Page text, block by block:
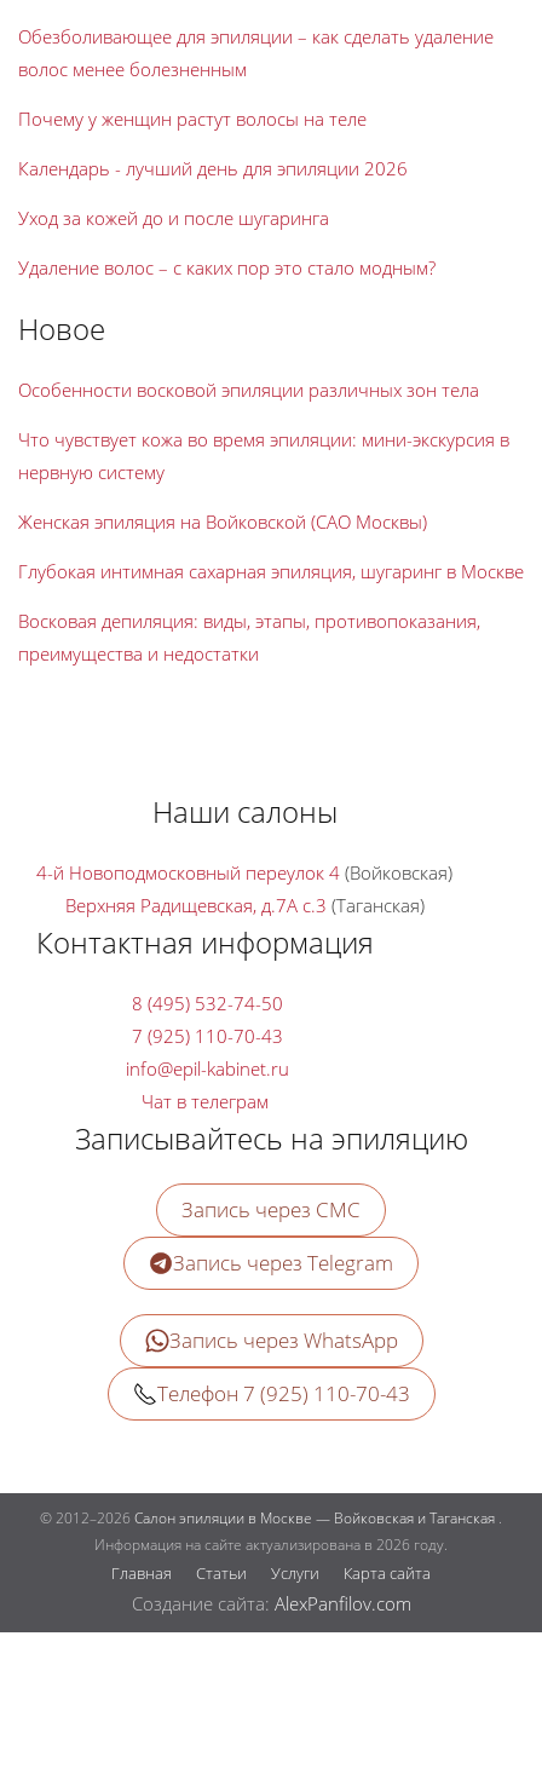
Обезболивающее для эпиляции – как сделать удаление
волос менее болезненным
Почему у женщин растут волосы на теле
Календарь - лучший день для эпиляции 2026
Уход за кожей до и после шугаринга
Удаление волос – с каких пор это стало модным?
Новое
Особенности восковой эпиляции различных зон тела
Что чувствует кожа во время эпиляции: мини-экскурсия в
нервную систему
Женская эпиляция на Войковской (САО Москвы)
Глубокая интимная сахарная эпиляция, шугаринг в Москве
Восковая депиляция: виды, этапы, противопоказания,
преимущества и недостатки
Наши салоны
4-й Новоподмосковный переулок 4 (Войковская)
Верхняя Радищевская, д.7A с.3 (Таганская)
Контактная информация
8 (495) 532-74-50
7 (925) 110-70-43
Чат в телеграм
Записывайтесь на эпиляцию
Запись через СМС
Запись через Telegram
Запись через WhatsApp
Телефон 7 (925) 110-70-43
© 2012–2026 Салон эпиляции в Москве — Войковская и Таганская .
Информация на сайте актуализирована в 2026 году.
Главная Статьи Услуги Карта сайта
Создание сайта: AlexPanfilov.com